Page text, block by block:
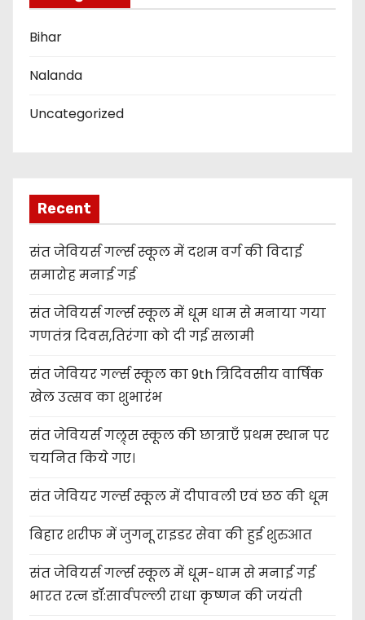
n
Bihar
Nalanda
Uncategorized
Recent
संत जेवियर्स गर्ल्स स्कूल में दशम वर्ग की विदाई
समारोह मनाई गई
संत जेवियर्स गर्ल्स स्कूल में धूम धाम से मनाया गया
गणतंत्र दिवस,तिरंगा को दी गई सलामी
संत जेवियर गर्ल्स स्कूल का 9th त्रिदिवसीय वार्षिक
खेल उत्सव का शुभारंभ
संत जेवियर्स गल्र्स स्कूल की छात्र‌ाएँ प्रथम स्थान पर
चयनित किये गए।
संत जेवियर गर्ल्स स्कूल में दीपावली एवं छठ की धूम
बिहार शरीफ में जुगनू राइडर सेवा की हुई शुरुआत
संत जेवियर्स गर्ल्स स्कूल में धूम-धाम से मनाई गई
भारत रत्न डॉ:सार्वपल्ली राधा कृष्णन की जयंती